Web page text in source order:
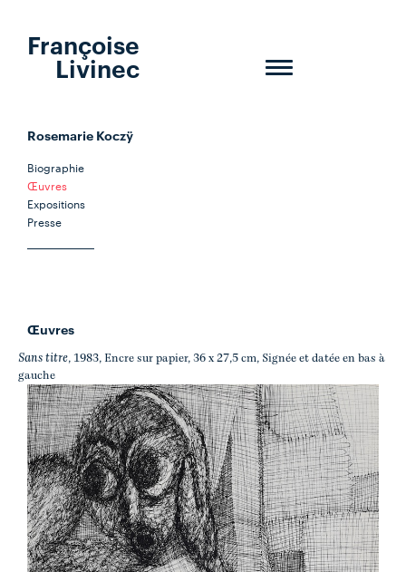
Toggle
Françoise
Livinec
Rosemarie Koczÿ
Biographie
Œuvres
Expositions
Presse
Œuvres
Sans titre, 1983, Encre sur papier, 36 x 27,5 cm, Signée et datée en bas à
gauche